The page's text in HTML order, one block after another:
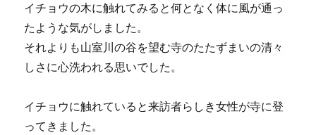
イチョウの木に触れてみると何となく体に風が通っ
たような気がしました。
それよりも山室川の谷を望む寺のたたずまいの清々
しさに心洗われる思いでした。
イチョウに触れていると来訪者らしき女性が寺に登
ってきました。